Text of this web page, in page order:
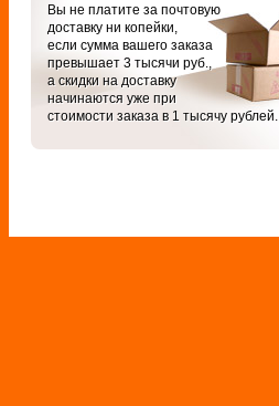
Вы не платите за почтовую
доставку ни копейки,
если сумма вашего заказа
превышает 3 тысячи руб.,
а скидки на доставку
начинаются уже при
стоимости заказа в 1 тысячу рублей.